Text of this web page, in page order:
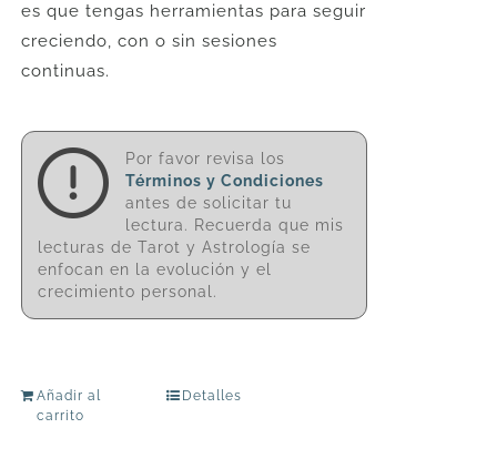
es que tengas herramientas para seguir
creciendo, con o sin sesiones
continuas.
Por favor revisa los
Términos y Condiciones
antes de solicitar tu
lectura. Recuerda que mis
lecturas de Tarot y Astrología se
enfocan en la evolución y el
crecimiento personal.
Añadir al
carrito
Detalles